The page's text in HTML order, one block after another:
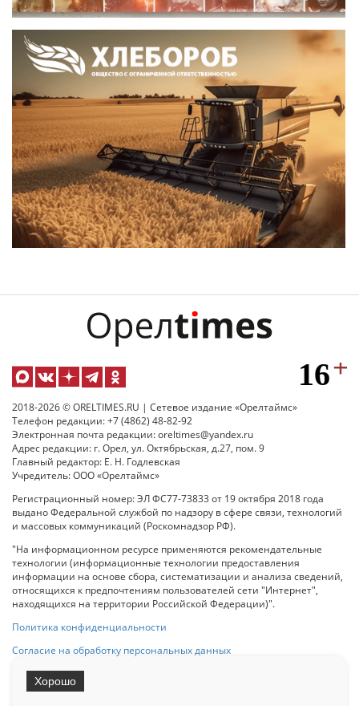
2018-2026 © ORELTIMES.RU | Сетевое издание «Орелтаймс»
Телефон редакции: +7 (4862) 48-82-92
Электронная почта редакции: oreltimes@yandex.ru
Адрес редакции: г. Орел, ул. Октябрьская, д.27, пом. 9
Главный редактор: Е. Н. Годлевская
Учредитель: ООО «Орелтаймс»
Регистрационный номер: ЭЛ ФС77-73833 от 19 октября 2018 года
выдано Федеральной службой по надзору в сфере связи, технологий
и массовых коммуникаций (Роскомнадзор РФ).
"На информационном ресурсе применяются рекомендательные
технологии (информационные технологии предоставления
информации на основе сбора, систематизации и анализа сведений,
относящихся к предпочтениям пользователей сети "Интернет",
находящихся на территории Российской Федерации)".
Политика конфиденциальности
Согласие на обработку персональных данных
Хорошо